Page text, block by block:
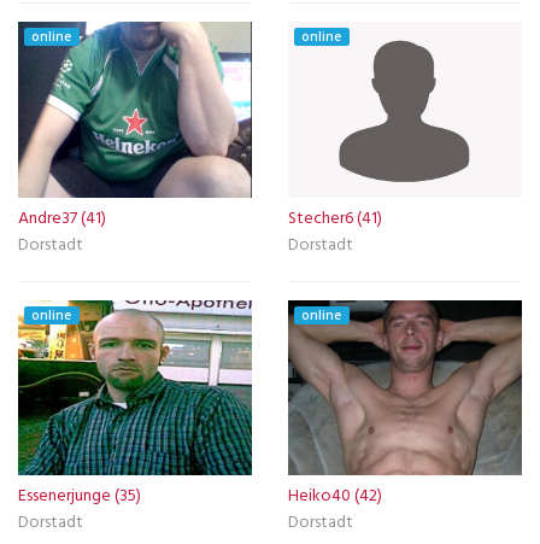
online
Andre37 (41)
Dorstadt
online
Stecher6 (41)
Dorstadt
online
Essenerjunge (35)
Dorstadt
online
Heiko40 (42)
Dorstadt